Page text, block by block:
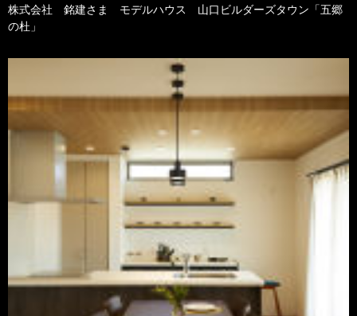
株式会社 銘建さま モデルハウス 山口ビルダーズタウン「五郷
の杜」